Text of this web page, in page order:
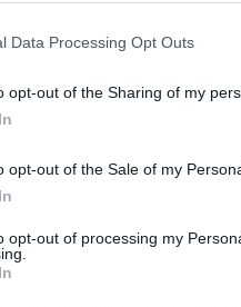
Data Processing Opt Outs
opt-out of the Sharing of my
opt-out of the Sale of my
opt-out of processing my
boquiabiertos.
escenario fue algo que
, y su actuación conjunta